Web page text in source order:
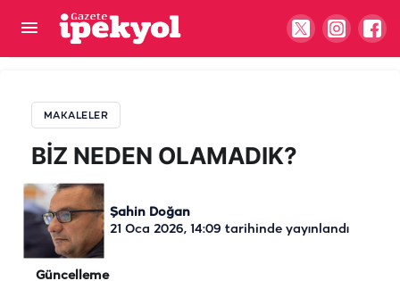
MAKALELER
BİZ NEDEN OLAMADIK?
Şahin Doğan
21 Oca 2026, 14:09 tarihinde yayınlandı
Güncelleme
BİZ NEDEN OLAMADIK?